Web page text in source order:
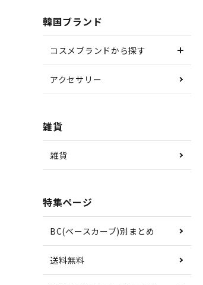
韓国ブランド
コスメブランドから探す
アクセサリー
雑貨
雑貨
特集ページ
BC(ベースカーブ)別まとめ
送料無料